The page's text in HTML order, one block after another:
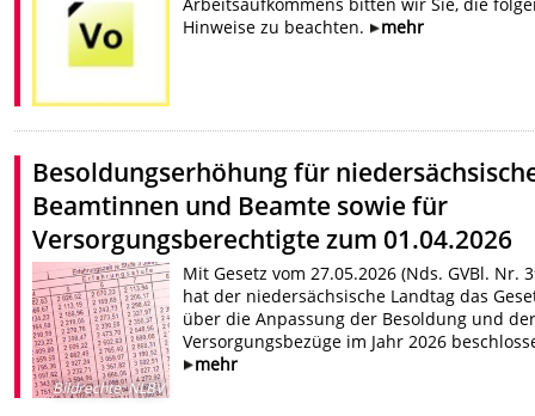
Hinweise zu beachten.
mehr
Besoldungserhöhung für
Beamtinnen und Beamte sowie für
Versorgungsberechtigte zum 01.04.2026
Bildrechte:NLBV
Mit Gesetz vom 27.05.2026 (Nds. GVBl. Nr.
hat der niedersächsische Landtag das
über die Anpassung der Besoldung und der
Versorgungsbezüge im Jahr 2026
mehr